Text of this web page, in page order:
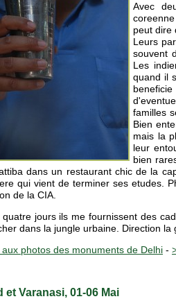
Avec
peut dire
Leurs
souvent
Les
quand il
familles
Bien
mais la
leur
bien
dans un restaurant chic de la
qui vient de terminer ses etudes.
de la CIA.
jours ils me fournissent des
dans la jungle urbaine. Direction la
photos des monuments de Delhi -
et Varanasi, 01-06 Mai